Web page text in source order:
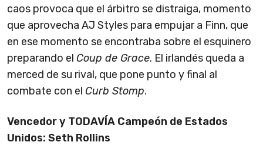
caos provoca que el árbitro se distraiga, momento
que aprovecha AJ Styles para empujar a Finn, que
en ese momento se encontraba sobre el esquinero
preparando el Coup de Grace. El irlandés queda a
merced de su rival, que pone punto y final al
combate con el Curb Stomp.
Vencedor y TODAVÍA Campeón de Estados
Unidos: Seth Rollins